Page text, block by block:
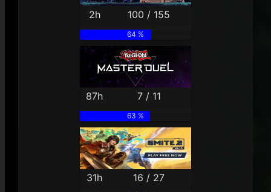
2h 100 / 155
64 %
87h 7 / 11
63 %
31h 16 / 27